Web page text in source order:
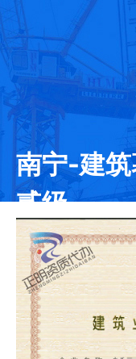
南宁-建
贰级
发证日期：2020-